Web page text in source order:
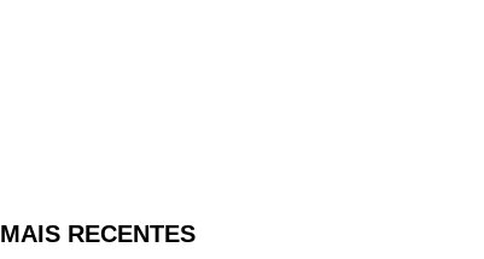
MAIS RECENTES